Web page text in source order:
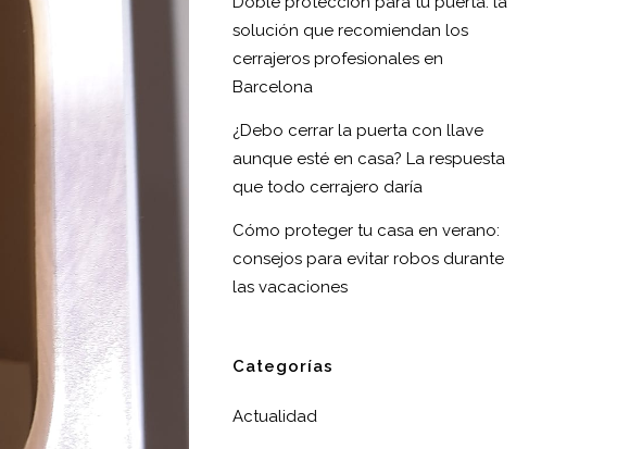
solución que recomiendan los
cerrajeros profesionales en
Barcelona
¿Debo cerrar la puerta con llave
aunque esté en casa? La respuesta
que todo cerrajero daría
Cómo proteger tu casa en verano:
consejos para evitar robos durante
las vacaciones
Categorías
Actualidad